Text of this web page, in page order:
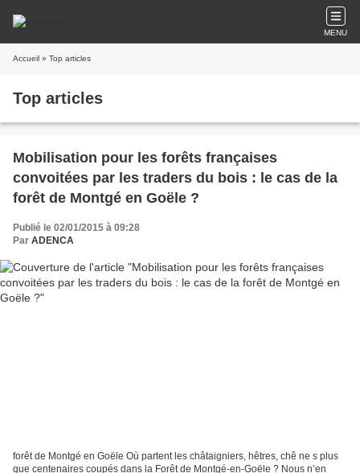
MENU
Accueil » Top articles
Top articles
Mobilisation pour les forêts françaises
convoitées par les traders du bois : le cas de la
forêt de Montgé en Goële ?
Publié le 02/01/2015 à 09:28
Par ADENCA
forêt de Montgé en Goële Où partent les châtaigniers, hêtres, chê ne s plus
que centenaires coupés dans la Forêt de Montgé-en-Goële ? Nous n’en